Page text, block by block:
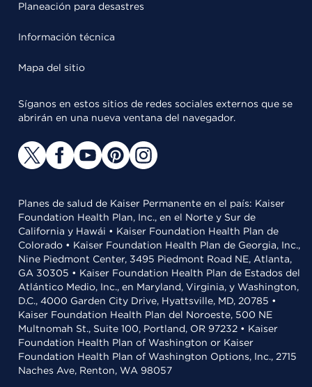
Planeación para desastres
Información técnica
Mapa del sitio
Síganos en estos sitios de redes sociales externos que se
abrirán en una nueva ventana del navegador.
Planes de salud de Kaiser Permanente en el país: Kaiser
Foundation Health Plan, Inc., en el Norte y Sur de
California y Hawái • Kaiser Foundation Health Plan de
Colorado • Kaiser Foundation Health Plan de Georgia, Inc.,
Nine Piedmont Center, 3495 Piedmont Road NE, Atlanta,
GA 30305 • Kaiser Foundation Health Plan de Estados del
Atlántico Medio, Inc., en Maryland, Virginia, y Washington,
D.C., 4000 Garden City Drive, Hyattsville, MD, 20785 •
Kaiser Foundation Health Plan del Noroeste, 500 NE
Multnomah St., Suite 100, Portland, OR 97232 • Kaiser
Foundation Health Plan of Washington or Kaiser
Foundation Health Plan of Washington Options, Inc., 2715
Naches Ave, Renton, WA 98057